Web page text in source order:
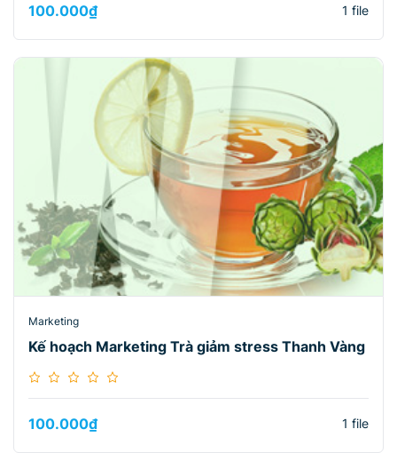
100.000₫ 1 file
Marketing
Kế hoạch Marketing Trà giảm stress Thanh Vàng
100.000₫ 1 file